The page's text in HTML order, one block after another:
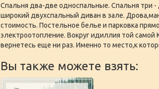
Спальня два-две односпальные. Спальня три
широкий двухспальный диван в зале.
стоимость. Постельное белье и парковка
электроотопление. Вокруг идиллия той
вернетесь еще ни раз. Именно то место,к
Вы также можете взять: